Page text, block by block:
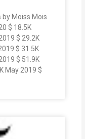
by Moiss Mois
$ 18.5K
$ 29.2K
$ 31.5K
$ 51.9K
May 2019 $